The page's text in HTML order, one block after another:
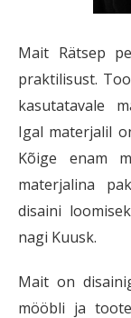
Mait Rätsep
praktilisust.
kasutatavale
Igal materjalil
Kõige enam
materjalina
disaini
nagi Kuusk.
Mait on
mööbli ja